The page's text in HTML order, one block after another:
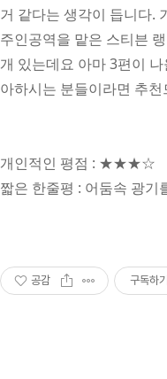
거 같다는 생각이 듭니다.
주인공역을 맡은 스티븐
개 있는데요 아마 3편이
아하시는 분들이라면 추천
개인적인 평점 : ★★★☆
짧은 한줄평 : 어둠속 광기
공감 구독하기